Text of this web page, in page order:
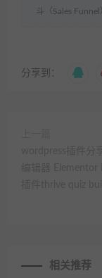
斗（Sales
分享到：
相关推荐